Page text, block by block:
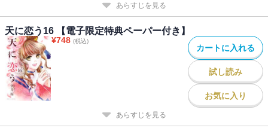
あらすじを見る
天に恋う16 【電子限定特典ペーパー付き】
¥748 (税込)
カートに入れる
試し読み
お気に入り
あらすじを見る